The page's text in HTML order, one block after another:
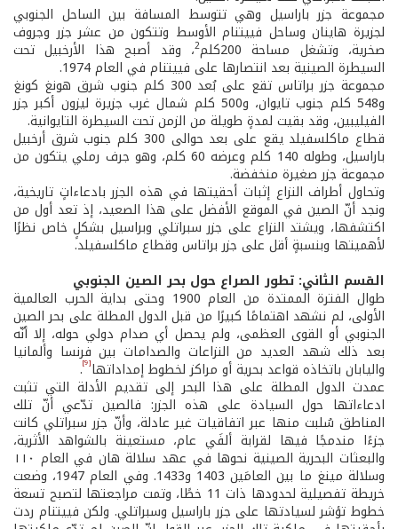
مجموعة جزر باراسيل وهي تتوسط المسافة بين الساحل الجنوبي
لجزيرة هاينان وساحل فييتنام الأوسط وتتكون من عشر جزر وجروف
صخرية، وتشغل مساحة 200كلم 2، وقد أصبح هذا الأرخبيل تحت
السيطرة الصينية بعد انتصارها على فييتنام في العام 1974.
مجموعة جزر براتاس تقع على بُعد 300 كلم جنوب شرق هونغ كونغ
و548 كلم جنوب تايوان، و500 كلم شمال غرب جزيرة ليزون أكبر جزر
الفيليبين، وقد بقيت لمدةٍ طويلة من الزمن تحت السيطرة التايوانية.
قطاع ماكلسفيلد يقع على بعد حوالى 300 كلم جنوب شرق أرخبيل
باراسيل، وطوله 140 كلم وعرضه 60 كلم، وهو جرف رملي يتكون من
مجموعة جزر صغيرة منخفضة.
وتحاول أطراف النزاع إثبات أحقيتها في هذه الجزر بادعاءاتٍ تاريخية،
ونجد أنّ الصين في الموقع الأفضل على هذا الصعيد، إذ تعد أول من
اكتشفها، ويشتد النزاع على جزر سبراتلي وبراسيل بشكلٍ خاص نظرًا
لأهميتها وبنسبةٍ أقل على جزر براتاس وقطاع ماكلسفيلد.
القسم الثاني: تطور الصراع حول بحر الصين الجنوبي
طوال الفترة الممتدة من العام 1900 وحتى بداية الحرب العالمية
الأولى، لم نشهد اهتمامًا كبيرًا من قبل الدول المطلة على بحر الصين
الجنوبي أو القوى العظمى، ولم يحصل أي صدام دولي حوله، إلا أنّه
بعد ذلك شهد العديد من النزاعات والصدامات بين فرنسا وألمانيا
واليابان باتخاذه قواعد بحرية أو مراكز لخطوط إمداداتها[9]
.
عمدت الدول المطلة على هذا البحر إلى تقديم الأدلة التي تثبت
ادعاءاتها حول السيادة على هذه الجزر: فالصين تدّعي أنّ تلك
المناطق سُلبت منها عبر اتفاقيات غير عادلة، وأنّ جزر سبراتلي كانت
جزءًا مندمجًا فيها لقرابة ألفَي عام، مستعينة بالشواهد الأثرية،
والبعثات البحرية الصينية نحوها في عهد سلالة هان في العام ١١٠
وسلالة مينغ ما بين العامَين 1403 و1433. وفي العام 1947، وضعت
خريطة تفصيلية لحدودها ذات 11 خطًا، وتمت مراجعتها لتصبح تسعة
خطوط تؤشر لسيادتها على جزر باراسيل وسبراتلي. ولكن فييتنام ردت